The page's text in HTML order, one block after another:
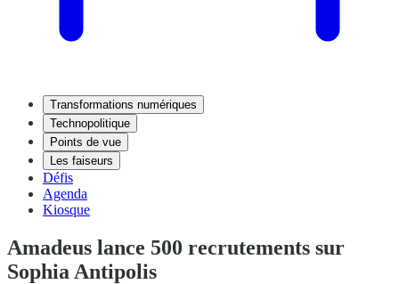
Transformations numériques
Technopolitique
Points de vue
Les faiseurs
Défis
Agenda
Kiosque
Amadeus lance 500 recrutements sur
Sophia Antipolis